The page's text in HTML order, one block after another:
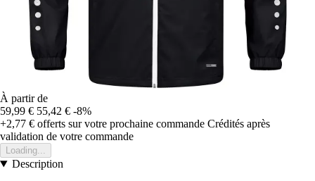
À partir de
59,99 € 55,42 € -8%
+2,77 € offerts sur votre prochaine commande Crédités après
validation de votre commande
Loading...
Description